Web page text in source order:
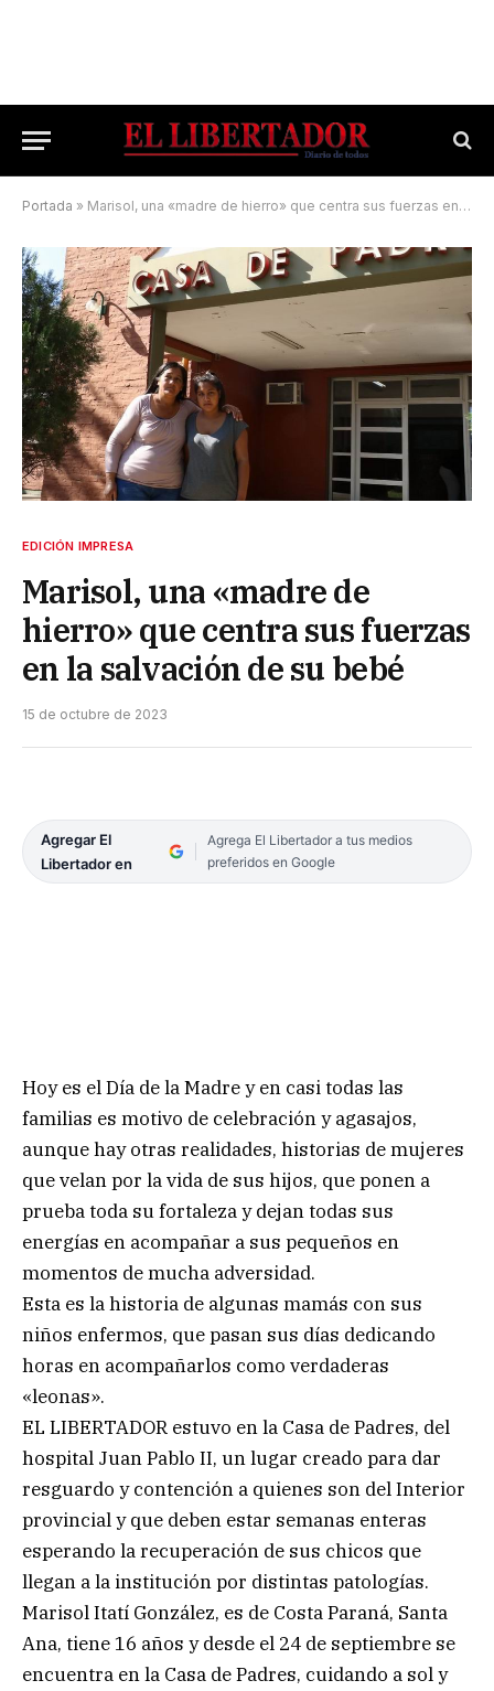
Portada » Marisol, una «madre de hierro» que centra sus fuerzas en la salvación de su bebé
EDICIÓN IMPRESA
Marisol, una «madre de
hierro» que centra sus fuerzas
en la salvación de su bebé
15 de octubre de 2023
Agregar El
Libertador en
Agrega El Libertador a tus medios
preferidos en Google
Hoy es el Día de la Madre y en casi todas las
familias es motivo de celebración y agasajos,
aunque hay otras realidades, historias de mujeres
que velan por la vida de sus hijos, que ponen a
prueba toda su fortaleza y dejan todas sus
energías en acompañar a sus pequeños en
momentos de mucha adversidad.
Esta es la historia de algunas mamás con sus
niños enfermos, que pasan sus días dedicando
horas en acompañarlos como verdaderas
«leonas».
EL LIBERTADOR estuvo en la Casa de Padres, del
hospital Juan Pablo II, un lugar creado para dar
resguardo y contención a quienes son del Interior
provincial y que deben estar semanas enteras
esperando la recuperación de sus chicos que
llegan a la institución por distintas patologías.
Marisol Itatí González, es de Costa Paraná, Santa
Ana, tiene 16 años y desde el 24 de septiembre se
encuentra en la Casa de Padres, cuidando a sol y